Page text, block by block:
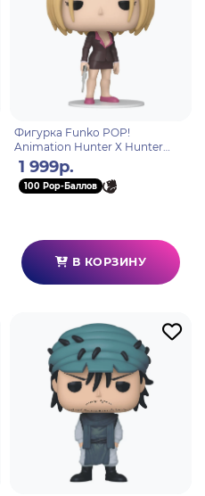
Фигурка Funko POP!
Animation Hunter Х Hunter
Pakunoda (1565) 75585
1 999р.
100 Pop-Баллов
В КОРЗИНУ